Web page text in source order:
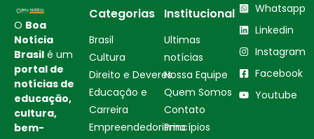
O Boa
Notícia
Brasil é um
portal de
notícias de
educação,
cultura,
bem-
Categorias
Brasil
Cultura
Direito e Deveres
Educação e
Carreira
Empreendedorismo
Institucional
Ultimas
notícias
Nossa Equipe
Quem Somos
Contato
Princípios
Whatsapp
Linkedin
Instagram
Facebook
Youtube